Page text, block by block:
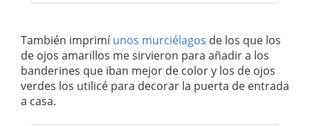
También imprimíunos murciélagos de los que los
de ojos amarillos me sirvieron para añadir a los
banderines que iban mejor de color y los de ojos
verdes los utilicé para decorar la puerta de entrada
a casa.